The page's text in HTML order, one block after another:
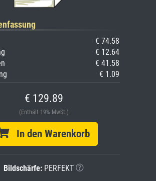
€ 74.58
€ 12.64
€ 41.58
€ 1.09
€ 129.89
(Enthält 19% MwSt.)
In den Warenkorb
Bildschärfe: PERFEKT